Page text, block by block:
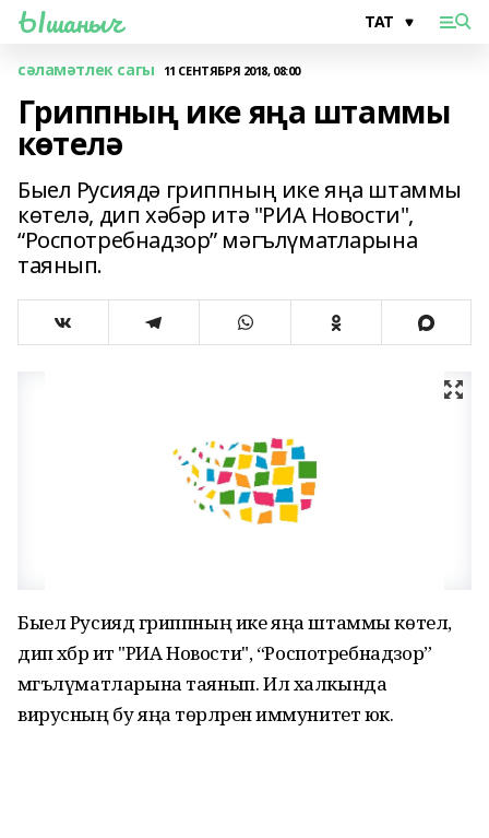
Ышаныч
сәламәтлек сагы 11 СЕНТЯБРЯ 2018, 08:00
Гриппның ике яңа штаммы
көтелә
Быел Русиядә гриппның ике яңа штаммы
көтелә, дип хәбәр итә "РИА Новости",
“Роспотребнадзор” мәгълүматларына
таянып.
Быел Русиядә гриппның ике яңа штаммы көтелә,
дип хәбәр итә "РИА Новости", “Роспотребнадзор”
мәгълүматларына таянып. Ил халкында
вирусның бу яңа төрләренә иммунитет юк.